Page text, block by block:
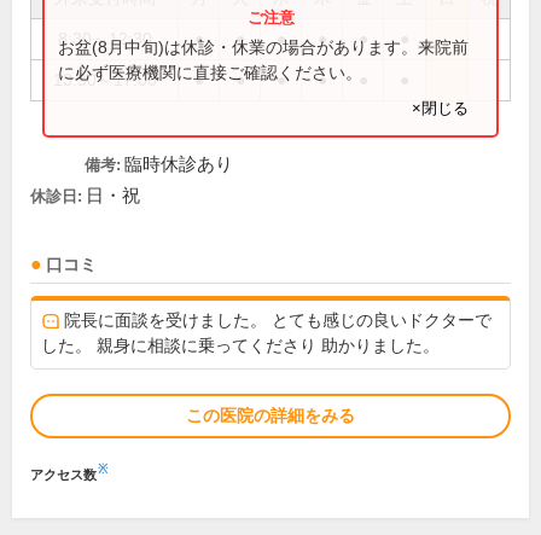
8:30～12:30 ● ● ● ● ●
13:30～17:00 ● ● ● ●
お盆(8月中旬)は休診・休業の場合があります。来院前
に必ず医療機関に直接ご確認ください。
×閉じる
備考: 臨時休診あり
休診日: 日・祝
口コミ
院長に面談を受けました。 とても感じの良いドクターで
した。 親身に相談に乗ってくださり 助かりました。
この医院の詳細をみる
アクセス数※